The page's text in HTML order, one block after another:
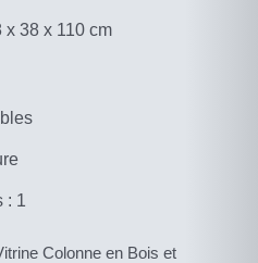
x 38 x 110 cm
: 1
Colonne en Bois et